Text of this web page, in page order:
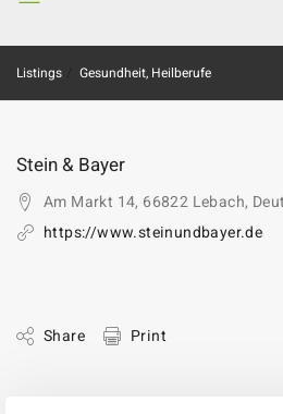
Listings Gesundheit, Heilberufe
Stein & Bayer
Am Markt 14, 66822 Lebach,
https://www.steinundbayer.de
Share Print